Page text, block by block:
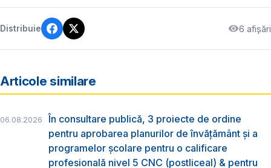
Distribuie 6 afișări
Articole similare
06.08.2026
În consultare publică, 3 proiecte de ordine
pentru aprobarea planurilor de învățământ și a
programelor școlare pentru o calificare
profesională nivel 5 CNC (postliceal) & pentru